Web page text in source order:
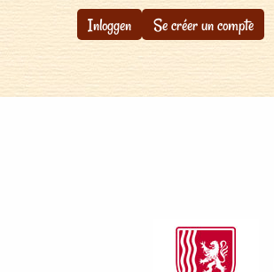
Inloggen Se créer un compte